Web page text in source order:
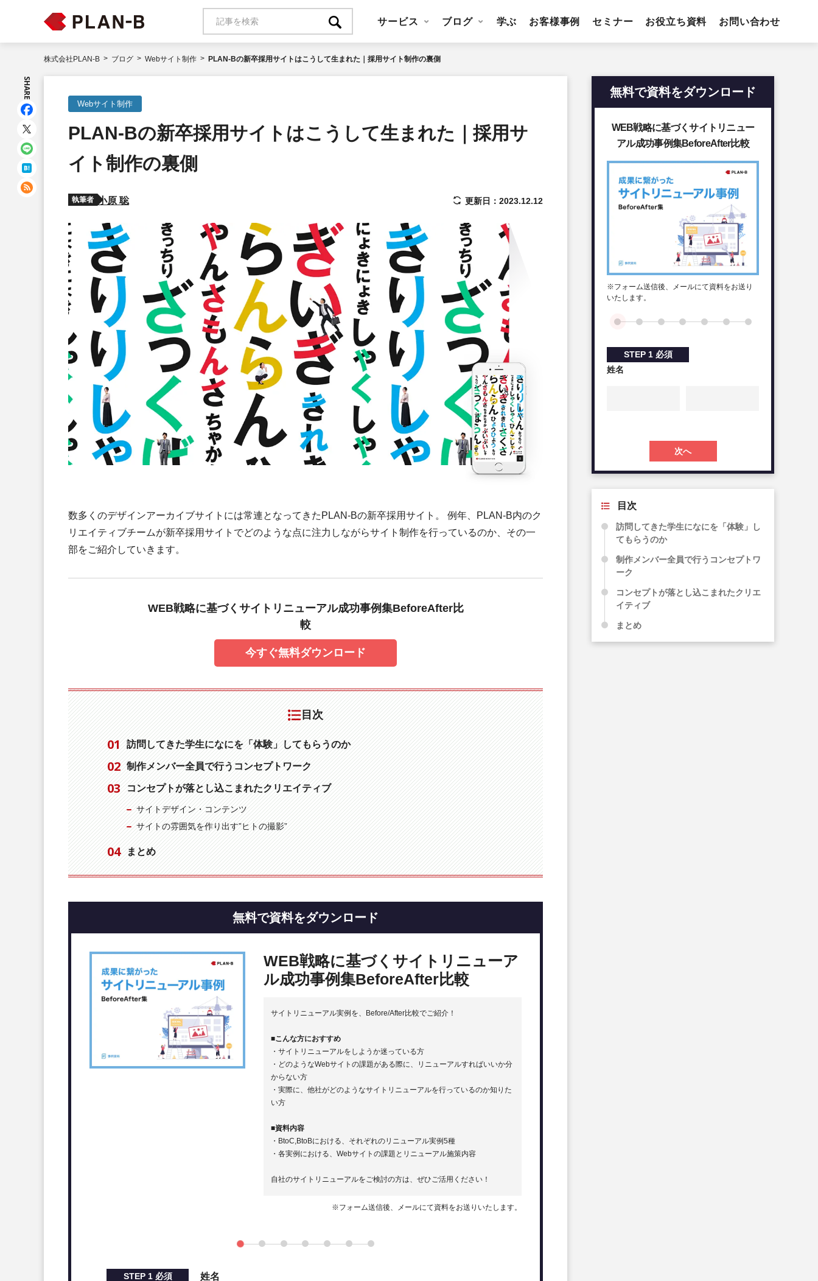
サービス ブログ 学ぶ お客様事例 セミナー お役立ち資料 お問い合わせ
株式会社PLAN-B ブログ Webサイト制作 PLAN-Bの新卒採用サイトはこうして生まれた｜採用サイト制作の裏側
Webサイト制作
PLAN-Bの新卒採用サイトはこうして生まれた｜採用サ
イト制作の裏側
執筆者 小原 聡 更新日：2023.12.12
数多くのデザインアーカイブサイトには常連となってきたPLAN-Bの新卒採用サイト。 例年、PLAN-B内のク
リエイティブチームが新卒採用サイトでどのような点に注力しながらサイト制作を行っているのか、その一
部をご紹介していきます。
WEB戦略に基づくサイトリニューアル成功事例集BeforeAfter比
較
今すぐ無料ダウンロード
目次
訪問してきた学生になにを「体験」してもらうのか
制作メンバー全員で行うコンセプトワーク
コンセプトが落とし込こまれたクリエイティブ
サイトデザイン・コンテンツ
サイトの雰囲気を作り出す”ヒトの撮影”
まとめ
無料で資料をダウンロード
WEB戦略に基づくサイトリニューア
ル成功事例集BeforeAfter比較
サイトリニューアル実例を、Before/After比較でご紹介！
■こんな方におすすめ
・サイトリニューアルをしようか迷っている方
・どのようなWebサイトの課題がある際に、リニューアルすればいいか分
からない方
・実際に、他社がどのようなサイトリニューアルを行っているのか知りた
い方
■資料内容
・BtoC,BtoBにおける、それぞれのリニューアル実例5種
・各実例における、Webサイトの課題とリニューアル施策内容
自社のサイトリニューアルをご検討の方は、ぜひご活用ください！
※フォーム送信後、メールにて資料をお送りいたします。
STEP 1 必須 姓名
SHARE 無料で資料をダウンロード
WEB戦略に基づくサイトリニュー
アル成功事例集BeforeAfter比較
※フォーム送信後、メールにて資料をお送り
いたします。
STEP 1 必須
姓名
次へ
目次
訪問してきた学生になにを「体験」し
てもらうのか
制作メンバー全員で行うコンセプトワ
ーク
コンセプトが落とし込こまれたクリエ
イティブ
まとめ